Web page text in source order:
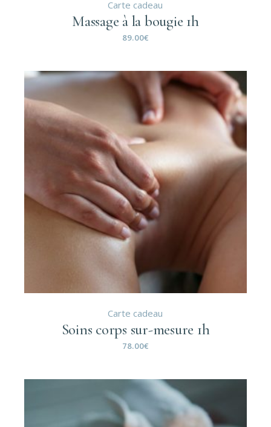
Carte cadeau
Massage à la bougie 1h
89.00€
Carte cadeau
Soins corps sur-mesure 1h
78.00€